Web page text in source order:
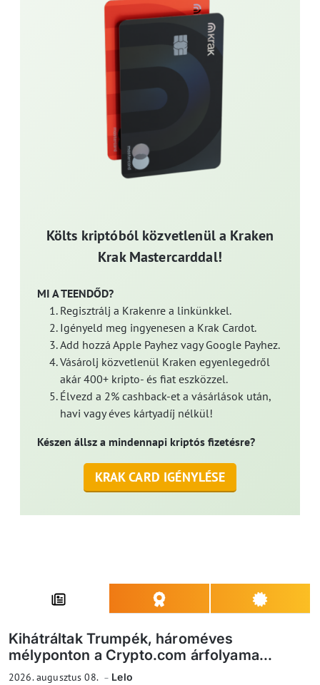
Költs kriptóból közvetlenül a Kraken
Krak Mastercarddal!
MI A TEENDŐD?
Regisztrálj a Krakenre a linkünkkel.
Igényeld meg ingyenesen a Krak Cardot.
Add hozzá Apple Payhez vagy Google Payhez.
Vásárolj közvetlenül Kraken egyenlegedről
akár 400+ kripto- és fiat eszközzel.
Élvezd a 2% cashback-et a vásárlások után,
havi vagy éves kártyadíj nélkül!
Készen állsz a mindennapi kriptós fizetésre?
KRAK CARD IGÉNYLÉSE
Kihátráltak Trumpék, hároméves
mélyponton a Crypto.com árfolyama...
2026. augusztus 08. Lelo